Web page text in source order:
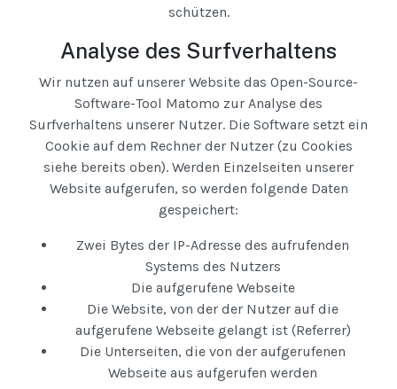
schützen.
Analyse des Surfverhaltens
Wir nutzen auf unserer Website das Open-Source-
Software-Tool Matomo zur Analyse des
Surfverhaltens unserer Nutzer. Die Software setzt ein
Cookie auf dem Rechner der Nutzer (zu Cookies
siehe bereits oben). Werden Einzelseiten unserer
Website aufgerufen, so werden folgende Daten
gespeichert:
Zwei Bytes der IP-Adresse des aufrufenden
Systems des Nutzers
Die aufgerufene Webseite
Die Website, von der der Nutzer auf die
aufgerufene Webseite gelangt ist (Referrer)
Die Unterseiten, die von der aufgerufenen
Webseite aus aufgerufen werden